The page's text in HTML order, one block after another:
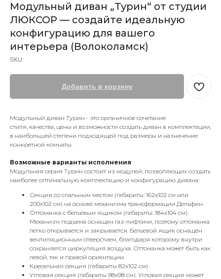
Модульный диван „Турин“ от студии
ЛЮКСОР — создайте идеальную
конфигурацию для вашего
интерьера (Волоколамск)
SKU:
Добавить в корзину
Модульный диван Турин - это органичное сочетание
стиля, качества, цены и возможности создать диван в комплектации,
в наибольшей степени подходящей под размеры и назначение
конкретной комнаты.
Возможные варианты исполнения
Модульная серия Турин состоит из модулей, позволяющих создать
наиболее оптимальную комплектацию и конфигурацию дивана:
Секция со спальным местом (габариты: 162х102 см или
200х102 см) на основе механизма трансформации Дельфин.
Оттоманка с бельевым ящиком (габариты: 184х104 см).
Механизм подъема оснащен газ-лифтами, поэтому оттоманка
легко открывается и закрывается. Бельевой ящик оснащен
вентиляционным отверстием, благодаря которому внутри
сохраняется циркуляция воздуха. Оттоманка может быть как
левой, так и правой ориентации.
Кресельная секция (габариты 82х102 см)
Угловая секция (габариты 98х98 см). Угловая секция может